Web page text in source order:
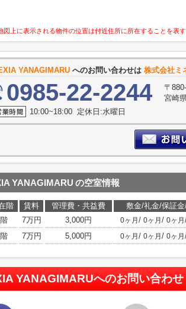
図上に表示される物件の位置は付近住所に所在することを表
YANAGIMARU へのお問い合わせは 株式会社ミ
0985-22-2244
〒
宮崎
10:00~18:00 定休日:水曜日
YANAGIMARU の空室情報
階 賃料 管理費・共益費 敷金/礼金/保証金
7万円 3,000円 0ヶ月 / 0ヶ月 / 0ヶ月
7万円 5,000円 0ヶ月 / 0ヶ月 / 0ヶ月
YANAGIMARUへのお問い合わせ